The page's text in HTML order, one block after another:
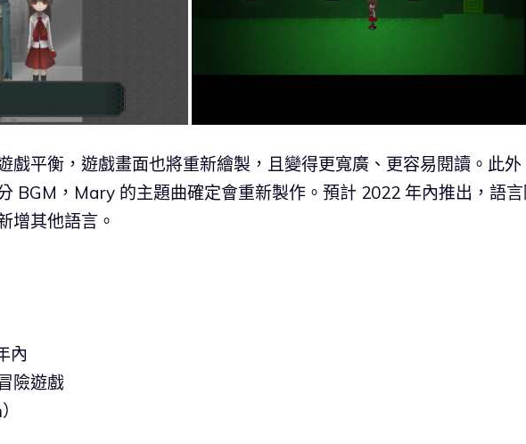
戲平衡，遊戲畫面也將重新繪製，且變得更寬廣、更容易閱讀。此外
BGM，Mary 的主題曲確定會重新製作。預計 2022 年內推出，語
增其他語言。
內
險遊戲